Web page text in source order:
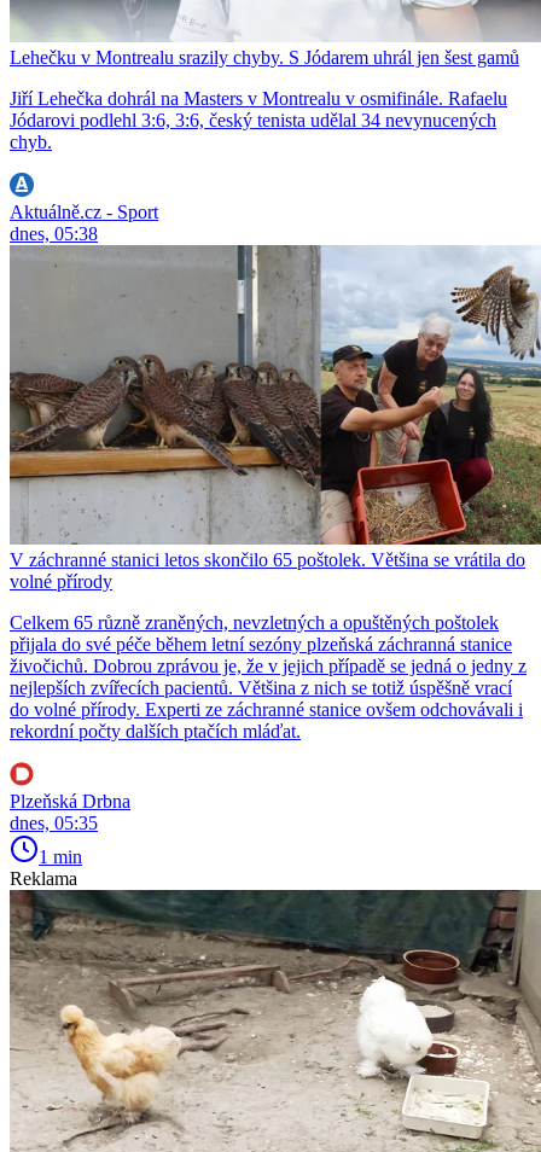
Lehečku v Montrealu srazily chyby. S Jódarem uhrál jen šest gamů
Jiří Lehečka dohrál na Masters v Montrealu v osmifinále. Rafaelu
Jódarovi podlehl 3:6, 3:6, český tenista udělal 34 nevynucených
chyb.
Aktuálně.cz - Sport
dnes, 05:38
V záchranné stanici letos skončilo 65 poštolek. Většina se vrátila do
volné přírody
Celkem 65 různě zraněných, nevzletných a opuštěných poštolek
přijala do své péče během letní sezóny plzeňská záchranná stanice
živočichů. Dobrou zprávou je, že v jejich případě se jedná o jedny z
nejlepších zvířecích pacientů. Většina z nich se totiž úspěšně vrací
do volné přírody. Experti ze záchranné stanice ovšem odchovávali i
rekordní počty dalších ptačích mláďat.
Plzeňská Drbna
dnes, 05:35
1 min
Reklama